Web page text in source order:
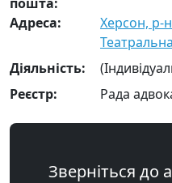
Адреса:
Херсон, р-
Діяльність:
Реєстр:
Рада
Зверніться до